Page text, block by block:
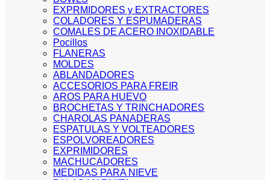
EXPRMIDORES y EXTRACTORES
COLADORES Y ESPUMADERAS
COMALES DE ACERO INOXIDABLE
Pocillos
FLANERAS
MOLDES
ABLANDADORES
ACCESORIOS PARA FREIR
AROS PARA HUEVO
BROCHETAS Y TRINCHADORES
CHAROLAS PANADERAS
ESPATULAS Y VOLTEADORES
ESPOLVOREADORES
EXPRIMIDORES
MACHUCADORES
MEDIDAS PARA NIEVE